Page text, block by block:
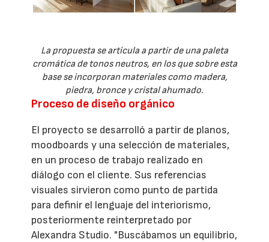
La propuesta se articula a partir de una paleta
cromática de tonos neutros, en los que sobre esta
base se incorporan materiales como madera,
piedra, bronce y cristal ahumado.
Proceso de diseño orgánico
El proyecto se desarrolló a partir de planos,
moodboards y una selección de materiales,
en un proceso de trabajo realizado en
diálogo con el cliente. Sus referencias
visuales sirvieron como punto de partida
para definir el lenguaje del interiorismo,
posteriormente reinterpretado por
Alexandra Studio. "Buscábamos un equilibrio,